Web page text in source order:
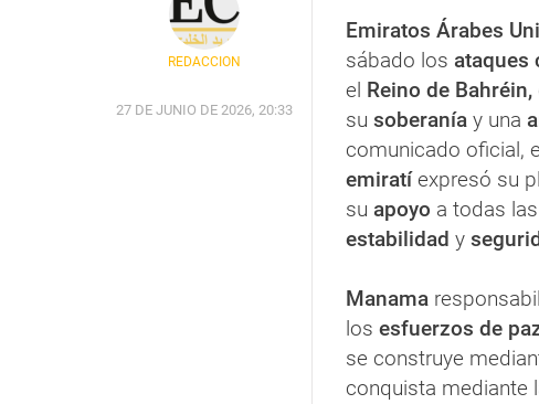
REDACCIÓN
27 DE JUNIO DE 2026, 20:33
Emiratos Árabes
sábado los ataques
el Reino de Bahréin,
su soberanía y una
comunicado oficial,
emiratíexpresó su
su apoyo a todas
estabilidad y
Manama
los esfuerzos de
se construye
conquista mediante